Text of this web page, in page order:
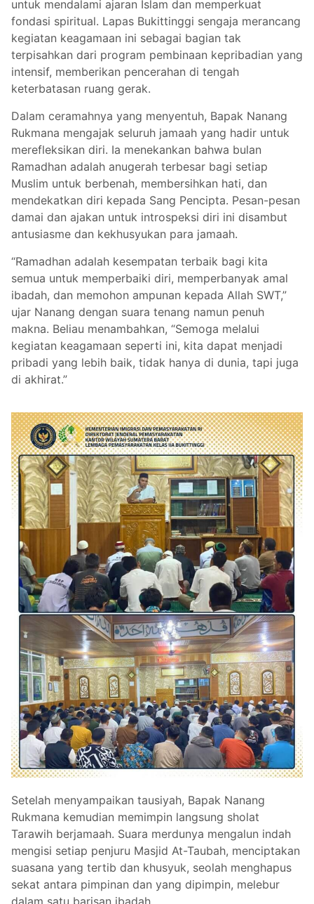
untuk mendalami ajaran Islam dan memperkuat
fondasi spiritual. Lapas Bukittinggi sengaja merancang
kegiatan keagamaan ini sebagai bagian tak
terpisahkan dari program pembinaan kepribadian yang
intensif, memberikan pencerahan di tengah
keterbatasan ruang gerak.
Dalam ceramahnya yang menyentuh, Bapak Nanang
Rukmana mengajak seluruh jamaah yang hadir untuk
merefleksikan diri. Ia menekankan bahwa bulan
Ramadhan adalah anugerah terbesar bagi setiap
Muslim untuk berbenah, membersihkan hati, dan
mendekatkan diri kepada Sang Pencipta. Pesan-pesan
damai dan ajakan untuk introspeksi diri ini disambut
antusiasme dan kekhusyukan para jamaah.
“Ramadhan adalah kesempatan terbaik bagi kita
semua untuk memperbaiki diri, memperbanyak amal
ibadah, dan memohon ampunan kepada Allah SWT,”
ujar Nanang dengan suara tenang namun penuh
makna. Beliau menambahkan, “Semoga melalui
kegiatan keagamaan seperti ini, kita dapat menjadi
pribadi yang lebih baik, tidak hanya di dunia, tapi juga
di akhirat.”
Setelah menyampaikan tausiyah, Bapak Nanang
Rukmana kemudian memimpin langsung sholat
Tarawih berjamaah. Suara merdunya mengalun indah
mengisi setiap penjuru Masjid At-Taubah, menciptakan
suasana yang tertib dan khusyuk, seolah menghapus
sekat antara pimpinan dan yang dipimpin, melebur
dalam satu barisan ibadah.